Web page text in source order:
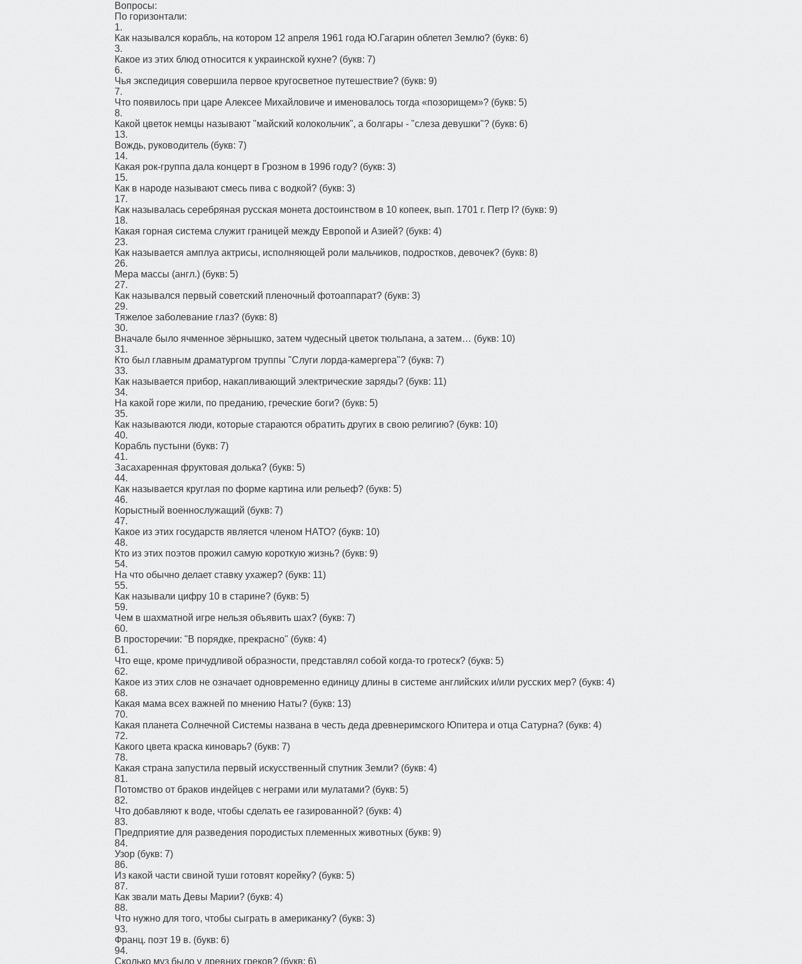
Вопросы:
По горизонтали:
1.
Как назывался корабль, на котором 12 апреля 1961 года Ю.Гагарин облетел Землю? (букв: 6)
3.
Какое из этих блюд относится к украинской кухне? (букв: 7)
6.
Чья экспедиция совершила первое кругосветное путешествие? (букв: 9)
7.
Что появилось при царе Алексее Михайловиче и именовалось тогда «позорищем»? (букв: 5)
8.
Какой цветок немцы называют "майский колокольчик", а болгары - "слеза девушки"? (букв: 6)
13.
Вождь, руководитель (букв: 7)
14.
Какая рок-группа дала концерт в Грозном в 1996 году? (букв: 3)
15.
Как в народе называют смесь пива с водкой? (букв: 3)
17.
Как называлась серебряная русская монета достоинством в 10 копеек, вып. 1701 г. Петр I? (букв: 9)
18.
Какая горная система служит границей между Европой и Азией? (букв: 4)
23.
Как называется амплуа актрисы, исполняющей роли мальчиков, подростков, девочек? (букв: 8)
26.
Мера массы (англ.) (букв: 5)
27.
Как назывался первый советский пленочный фотоаппарат? (букв: 3)
29.
Тяжелое заболевание глаз? (букв: 8)
30.
Вначале было ячменное зёрнышко, затем чудесный цветок тюльпана, а затем… (букв: 10)
31.
Кто был главным драматургом труппы "Слуги лорда-камергера"? (букв: 7)
33.
Как называется прибор, накапливающий электрические заряды? (букв: 11)
34.
На какой горе жили, по преданию, греческие боги? (букв: 5)
35.
Как называются люди, которые стараются обратить других в свою религию? (букв: 10)
40.
Корабль пустыни (букв: 7)
41.
Засахаренная фруктовая долька? (букв: 5)
44.
Как называется круглая по форме картина или рельеф? (букв: 5)
46.
Корыстный военнослужащий (букв: 7)
47.
Какое из этих государств является членом НАТО? (букв: 10)
48.
Кто из этих поэтов прожил самую короткую жизнь? (букв: 9)
54.
На что обычно делает ставку ухажер? (букв: 11)
55.
Как называли цифру 10 в старине? (букв: 5)
59.
Чем в шахматной игре нельзя объявить шах? (букв: 7)
60.
В просторечии: "В порядке, прекрасно" (букв: 4)
61.
Что еще, кроме причудливой образности, представлял собой когда-то гротеск? (букв: 5)
62.
Какое из этих слов не означает одновременно единицу длины в системе английских и/или русских мер? (букв: 4)
68.
Какая мама всех важней по мнению Наты? (букв: 13)
70.
Какая планета Солнечной Системы названа в честь деда древнеримского Юпитера и отца Сатурна? (букв: 4)
72.
Какого цвета краска киноварь? (букв: 7)
78.
Какая страна запустила первый искусственный спутник Земли? (букв: 4)
81.
Потомство от браков индейцев с неграми или мулатами? (букв: 5)
82.
Что добавляют к воде, чтобы сделать ее газированной? (букв: 4)
83.
Предприятие для разведения породистых племенных животных (букв: 9)
84.
Узор (букв: 7)
86.
Из какой части свиной туши готовят корейку? (букв: 5)
87.
Как звали мать Девы Марии? (букв: 4)
88.
Что нужно для того, чтобы сыграть в американку? (букв: 3)
93.
Франц. поэт 19 в. (букв: 6)
94.
Сколько муз было у древних греков? (букв: 6)